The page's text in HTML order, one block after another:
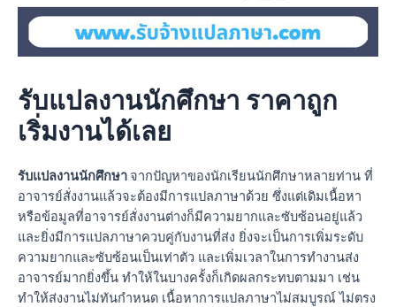
รับแปลงานนักศึกษา ราคาถูก
เริ่มงานได้เลย
รับแปลงานนักศึกษา จากปัญหาของนักเรียนนักศึกษาหลายท่าน ที่
อาจารย์สั่งงานแล้วจะต้องมีการแปลภาษาด้วย ซึ่งแต่เดิมเนื้อหา
หรือข้อมูลที่อาจารย์สั่งงานต่างก็มีความยากและซับซ้อนอยู่แล้ว
และยิ่งมีการแปลภาษาควบคู่กับงานที่ส่ง ยิ่งจะเป็นการเพิ่มระดับ
ความยากและซับซ้อนเป็นเท่าตัว และเพิ่มเวลาในการทำงานส่ง
อาจารย์มากยิ่งขึ้น ทำให้ในบางครั้งก็เกิดผลกระทบตามมา เช่น
ทำให้ส่งงานไม่ทันกำหนด เนื้อหาการแปลภาษาไม่สมบูรณ์ ไม่ตรง